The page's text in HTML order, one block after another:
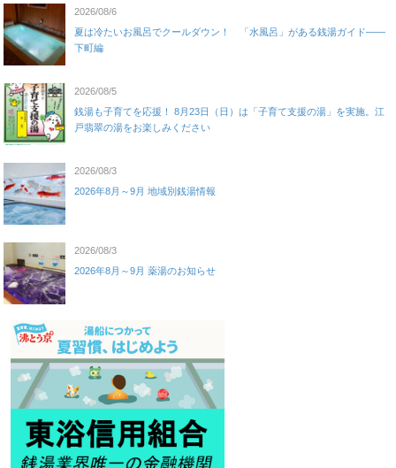
2026/08/6
夏は冷たいお風呂でクールダウン！ 「水風呂」がある銭湯ガイド——
下町編
2026/08/5
銭湯も子育てを応援！ 8月23日（日）は「子育て支援の湯」を実施。江
戸翡翠の湯をお楽しみください
2026/08/3
2026年8月～9月 地域別銭湯情報
2026/08/3
2026年8月～9月 薬湯のお知らせ